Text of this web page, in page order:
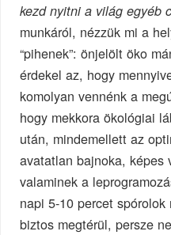
kezd nyitni a világ egyéb
munkáról, nézzük mi a
“pihenek”: önjelölt öko
érdekel az, hogy
komolyan vennénk a
hogy mekkora ökológiai
után, mindemellett az
avatatlan bajnoka, képes
valaminek a
napi 5-10 percet
biztos megtérül, persze